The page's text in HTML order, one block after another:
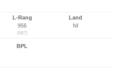
L-Rang
956
(687)
Land
NI
BPL